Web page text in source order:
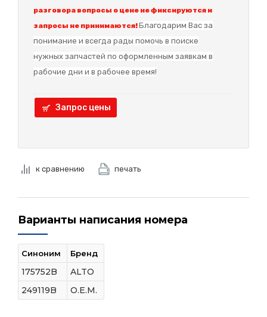
разговора вопросы о цене не фиксируются и
запросы не принимаются!Благодарим Вас за
понимание и всегда рады помочь в поиске
нужных запчастей по оформленным заявкам в
рабочие дни и в рабочее время!
Запрос цены
к сравнению печать
Варианты написания номера
Синоним Бренд
175752B
ALTO
249119B
O.E.M.